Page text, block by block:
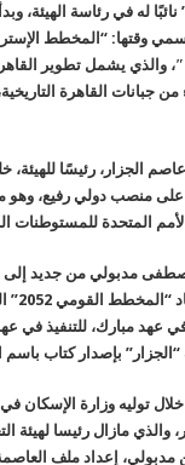
له في رئاسة الهيئة،
وقتها: “المخطط
العمرانية – مصر 2052″، والذي يشمل
2012، عُين عاصم الجزار، رئيسًا
منصب دولي رفيع، وهو
المتحدة للمستوطنات
2014، عاد مصطفى مدبولي من
منصب
عهد مبارك، للتنفيذ في
بإصدار كتاب
توليه وزارة الإسكان
مازال رئيسا لهيئة
مدبولي، إعداد ملف العاصمة